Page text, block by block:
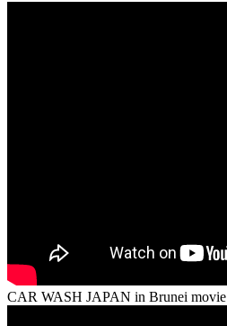
CAR WASH JAPAN in Brunei movie